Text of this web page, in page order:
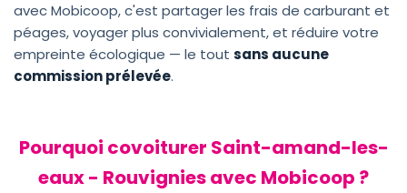
avec Mobicoop, c'est partager les frais de carburant et
péages, voyager plus convivialement, et réduire votre
empreinte écologique — le tout sans aucune
commission prélevée.
Pourquoi covoiturer Saint-amand-les-
eaux - Rouvignies avec Mobicoop ?